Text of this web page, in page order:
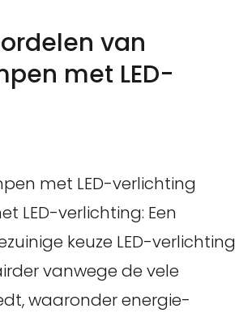
van
met LED-
met LED-verlichting
LED-verlichting: Een
keuze LED-verlichting
vanwege de vele
waaronder energie-